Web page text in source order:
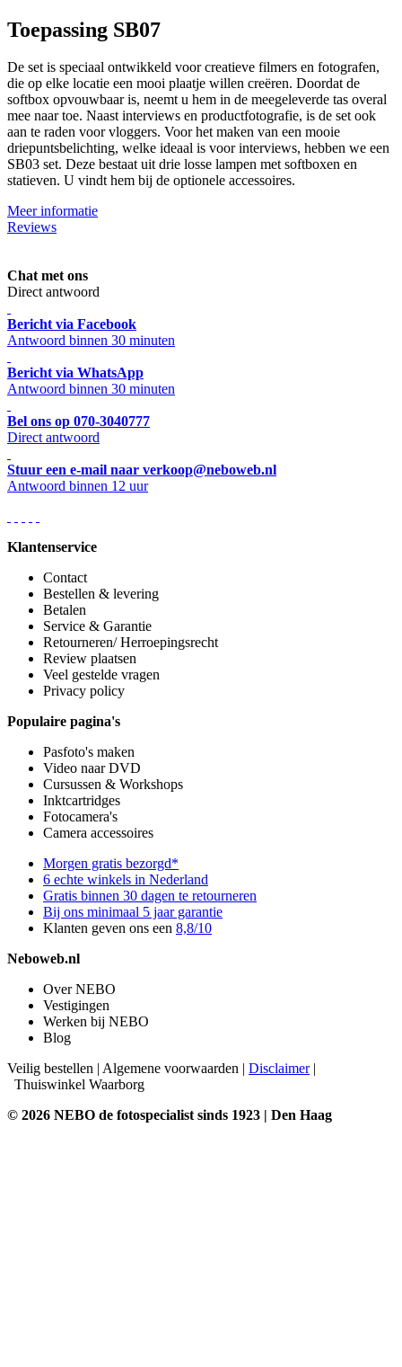
Toepassing SB07
De set is speciaal ontwikkeld voor creatieve filmers en fotografen,
die op elke locatie een mooi plaatje willen creëren. Doordat de
softbox opvouwbaar is, neemt u hem in de meegeleverde tas overal
mee naar toe. Naast interviews en productfotografie, is de set ook
aan te raden voor vloggers. Voor het maken van een mooie
driepuntsbelichting, welke ideaal is voor interviews, hebben we een
SB03 set. Deze bestaat uit drie losse lampen met softboxen en
statieven. U vindt hem bij de optionele accessoires.
Meer informatie
Reviews
Chat met ons
Direct antwoord
Bericht via Facebook
Antwoord binnen 30 minuten
Bericht via WhatsApp
Antwoord binnen 30 minuten
Bel ons op 070-3040777
Direct antwoord
Stuur een e-mail naar verkoop@neboweb.nl
Antwoord binnen 12 uur
Klantenservice
Contact
Bestellen & levering
Betalen
Service & Garantie
Retourneren/ Herroepingsrecht
Review plaatsen
Veel gestelde vragen
Privacy policy
Populaire pagina's
Pasfoto's maken
Video naar DVD
Cursussen & Workshops
Inktcartridges
Fotocamera's
Camera accessoires
Morgen gratis bezorgd*
6 echte winkels in Nederland
Gratis binnen 30 dagen te retourneren
Bij ons minimaal 5 jaar garantie
Klanten geven ons een 8,8/10
Neboweb.nl
Over NEBO
Vestigingen
Werken bij NEBO
Blog
Veilig bestellen | Algemene voorwaarden | Disclaimer|
Thuiswinkel Waarborg
© 2026 NEBO de fotospecialist sinds 1923 | Den Haag